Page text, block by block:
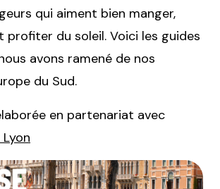
qui aiment bien manger,
profiter du soleil. Voici les guides
avons ramené de nos
du Sud.
en partenariat avec